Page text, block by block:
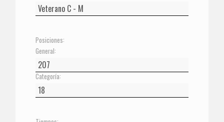
Posiciones:
General:
Categoría: